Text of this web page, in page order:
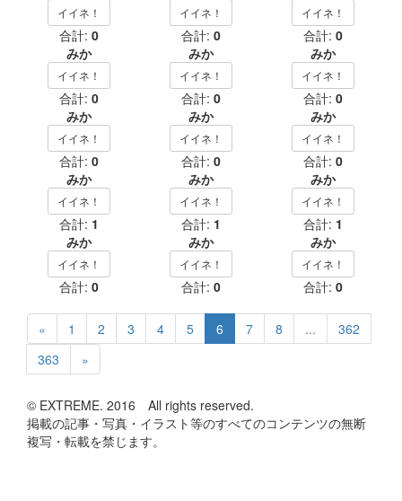
イイネ！
合計: 0
イイネ！
合計: 0
イイネ！
合計: 0
みか
イイネ！
合計: 0
みか
イイネ！
合計: 0
みか
イイネ！
合計: 0
みか
イイネ！
合計: 0
みか
イイネ！
合計: 0
みか
イイネ！
合計: 0
みか
イイネ！
合計: 1
みか
イイネ！
合計: 1
みか
イイネ！
合計: 1
みか
イイネ！
合計: 0
みか
イイネ！
合計: 0
みか
イイネ！
合計: 0
« 1 2 3 4 5 6 7 8 ...
362
363
»
© EXTREME. 2016 All rights reserved.
掲載の記事・写真・イラスト等のすべてのコンテンツの無断
複写・転載を禁じます。